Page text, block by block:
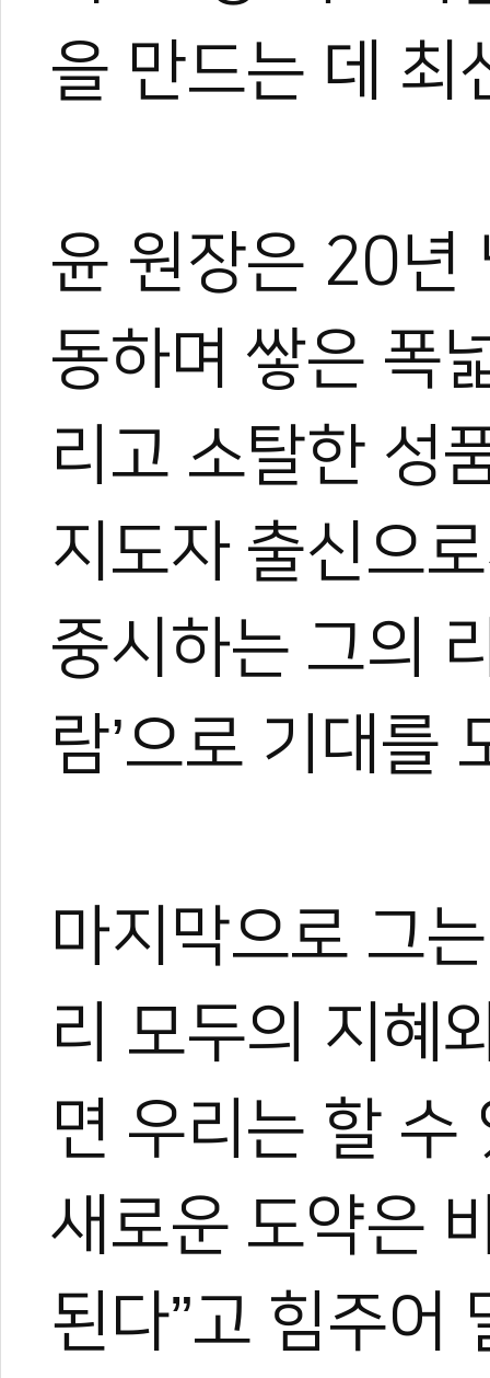
을 만드는 데 최
윤 원장은 20년
동하며 쌓은 폭
리고 소탈한 성
지도자 출신으
중시하는 그의
람’으로 기대를
마지막으로 그
리 모두의 지혜
면 우리는 할 수
새로운 도약은
된다”고 힘주어
관련 뉴스
태권도 5대 기관